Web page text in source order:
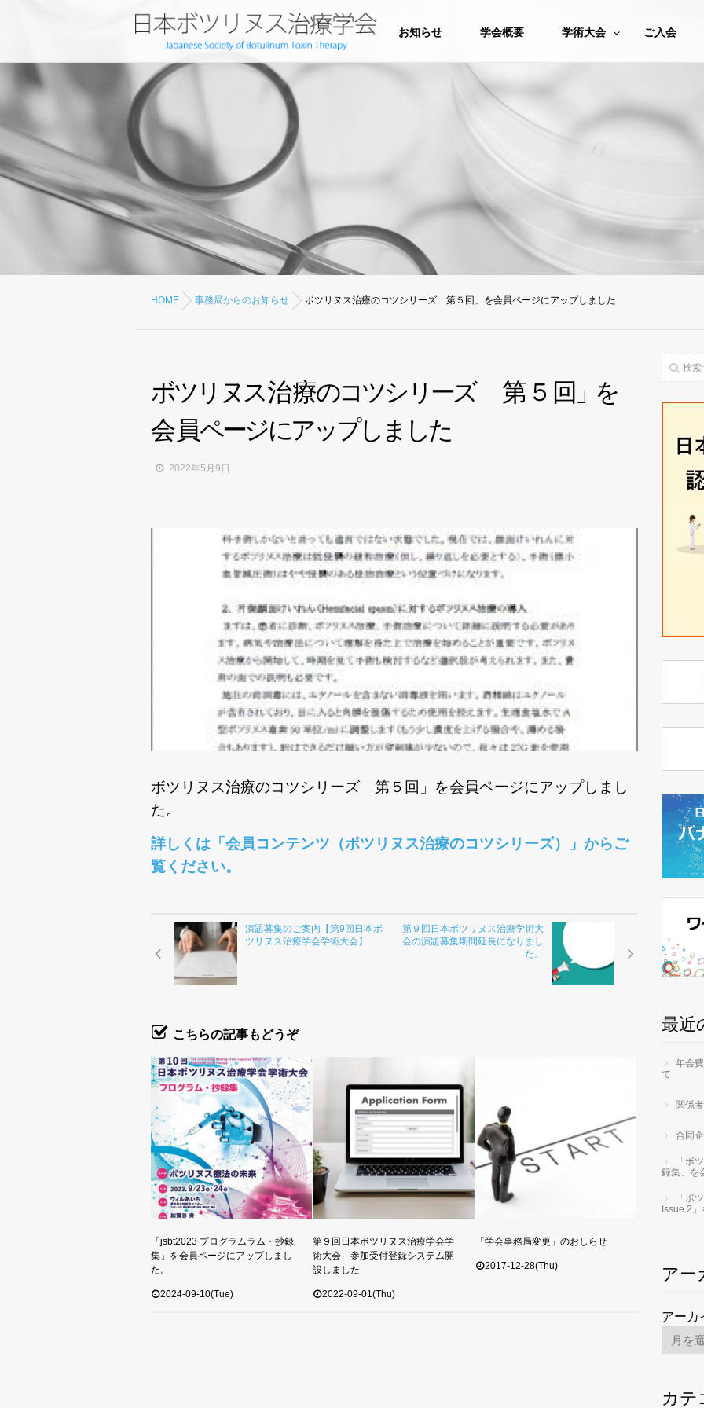
お知らせ 学会概要 学術大会 ご入会
HOME 事務局からのお知らせ ボツリヌス治療のコツシリーズ 第５回」を会員ページにアップしました
ボツリ ヌス治療のコツシリーズ第５ 回 」 を
会員ページにアップし ま した
2022年5月9日
ボツリヌス治療のコツシリーズ 第５回」を会員ページにアップしまし
た。
詳しくは「会員コンテンツ（ボツリヌス治療のコツシリーズ）」からご
覧ください。
演題募集のご案内【第9回日本ボ
ツリヌス治療学会学術大会】
第９回日本ボツリヌス治療学術大
会の演題募集期間延長になりまし
た。
こちらの記事もどうぞ
「jsbt2023 プログラムラム・抄録
集」を会員ページにアップしまし
た。
2024-09-10(Tue)
第９回日本ボツリヌス治療学会学
術大会 参加受付登録システム開
設しました
2022-09-01(Thu)
「学会事務局変更」のおしらせ
2017-12-28(Thu)
最近
年会
て
関係
合同
「ボ
録集」を
「ボ
Issue 2
アー
アーカ
カテ